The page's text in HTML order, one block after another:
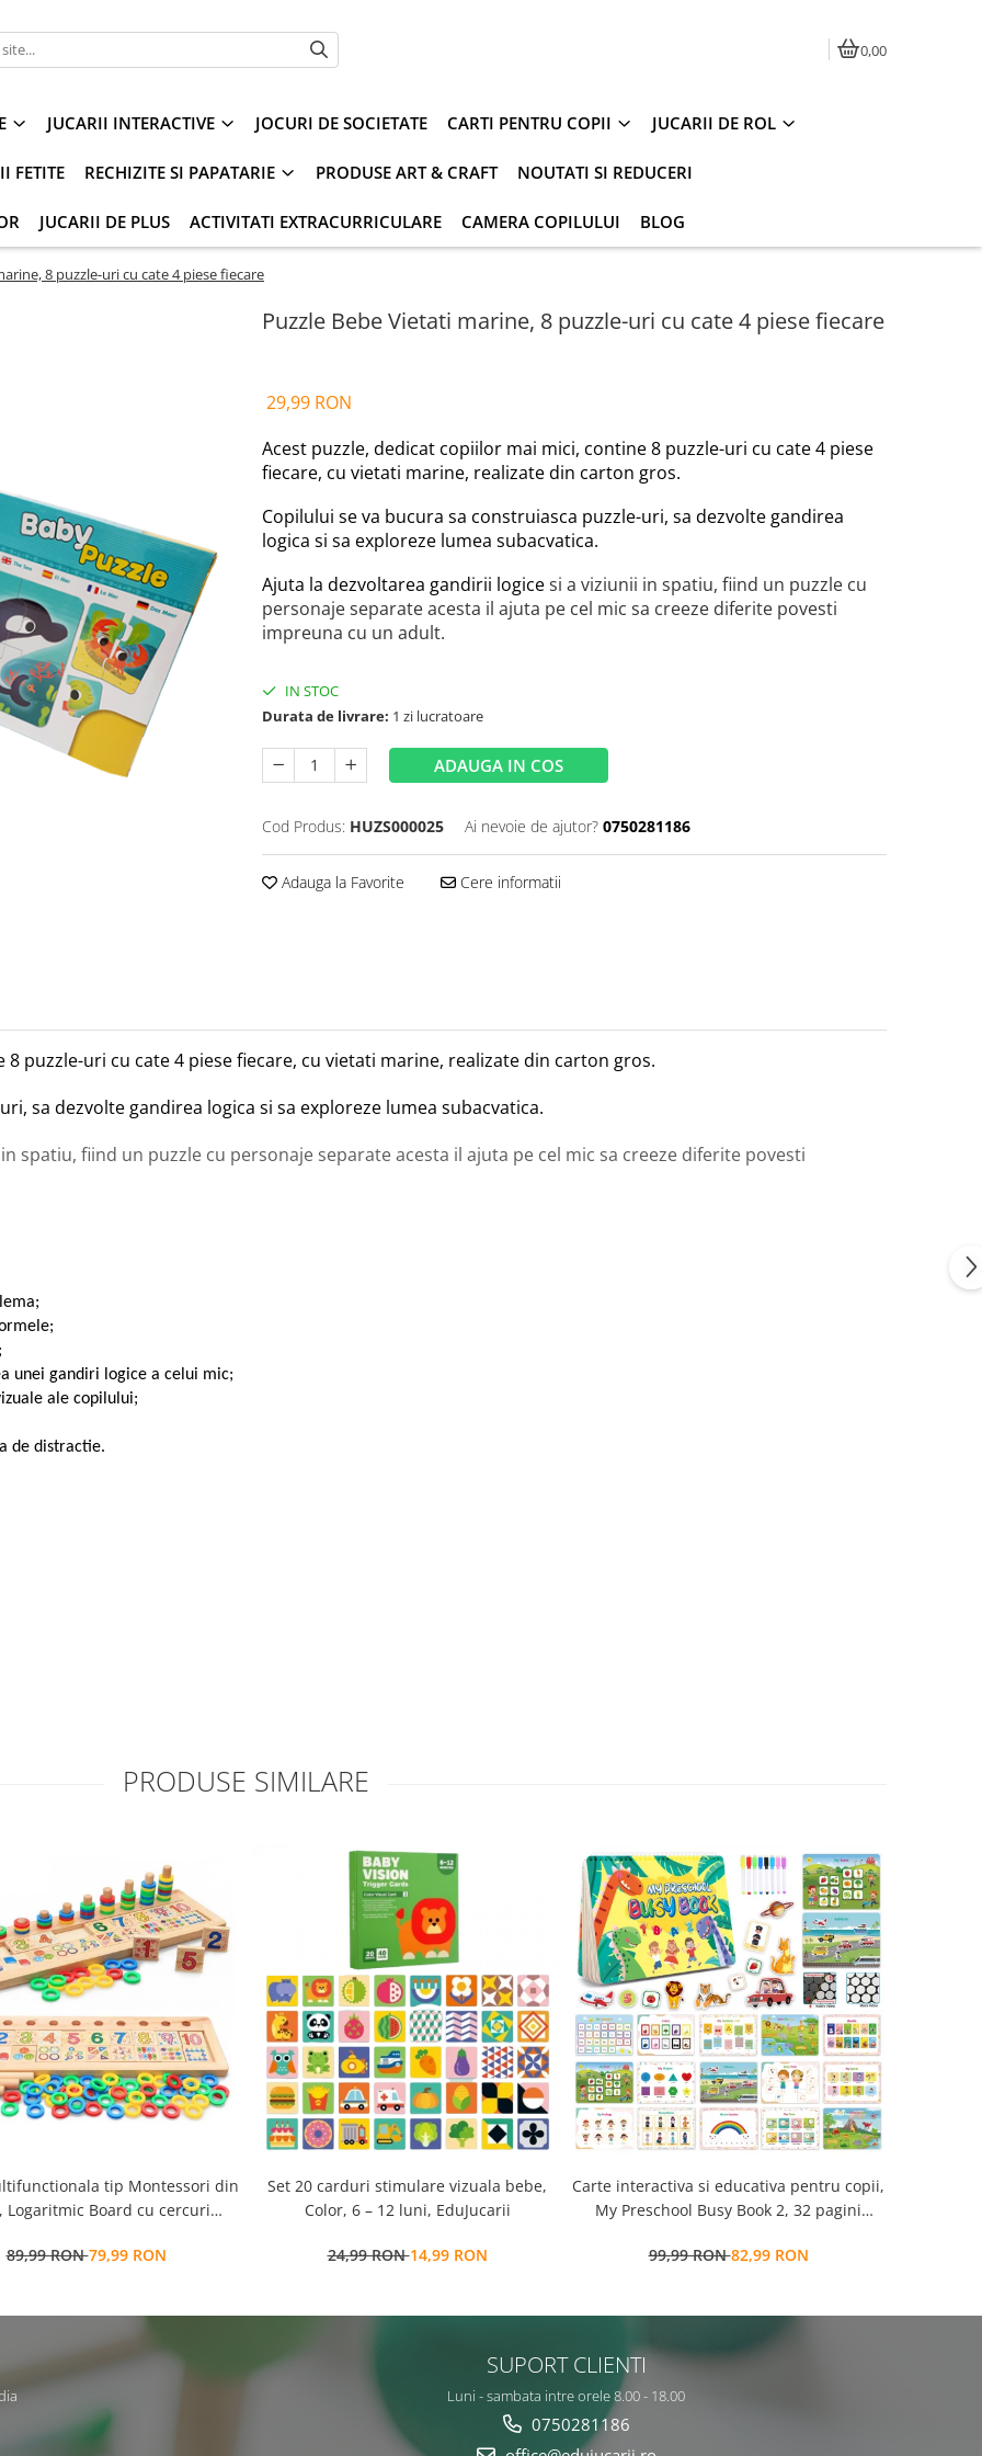
0,00
JUCARII INTERACTIVE JOCURI DE SOCIETATE CARTI PENTRU COPII JUCARII DE ROL
FETITE RECHIZITE SI PAPATARIE PRODUSE ART & CRAFT NOUTATI SI REDUCERI
JUCARII DE PLUS ACTIVITATI EXTRACURRICULARE CAMERA COPILULUI BLOG
8 puzzle-uri cu cate 4 piese fiecare
Puzzle Bebe Vietati marine, 8 puzzle-uri cu cate 4 piese fiecare
29,99 RON
Acest puzzle, dedicat copiilor mai mici, contine 8 puzzle-uri cu cate 4 piese
fiecare, cu vietati marine, realizate din carton gros.
Copilului se va bucura sa construiasca puzzle-uri, sa dezvolte gandirea
logica si sa exploreze lumea subacvatica.
Ajuta la dezvoltarea gandirii logicesi a viziunii in spatiu, fiind un puzzle cu
personaje separate acesta il ajuta pe cel mic sa creeze diferite povesti
impreuna cu un adult.
IN STOC
Durata de livrare: 1 zi lucratoare
ADAUGA IN COS
Cod Produs: HUZS000025 Ai nevoie de ajutor? 0750281186
Adauga la Favorite Cere informatii
puzzle-uri cu cate 4 piese fiecare, cu vietati marine, realizate din carton gros.
sa dezvolte gandirea logica si sa exploreze lumea subacvatica.
spatiu, fiind un puzzle cu personaje separate acesta il ajuta pe cel mic sa creeze diferite povesti
unei gandiri logice a celui mic;
ale copilului;
de distractie.
PRODUSE SIMILARE
tip Montessori din
Logaritmic Board cu cercuri
operatiuni matematice
89,99 RON79,99 RON
Set 20 carduri stimulare vizuala bebe,
Color, 6 – 12 luni, EduJucarii
24,99 RON14,99 RON
Carte interactiva si educativa pentru copii,
My Preschool Busy Book 2, 32 pagini
repozitionabile, Limba Engleza, 3 ani+,
99,99 RON82,99 RON
SUPORT CLIENTI
Luni - sambata intre orele 8.00 - 18.00
0750281186